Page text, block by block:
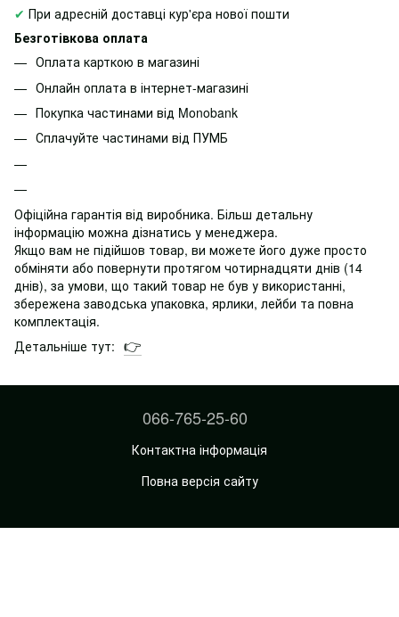
✔ При адресній доставці кур'єра нової пошти
Безготівкова оплата
Оплата карткою в магазині
Онлайн оплата в інтернет-магазині
Покупка частинами від Monobank
Сплачуйте частинами від ПУМБ
Офіційна гарантія від виробника. Більш детальну
інформацію можна дізнатись у менеджера.
Якщо вам не підійшов товар, ви можете його дуже просто
обміняти або повернути протягом чотирнадцяти днів (14
днів), за умови, що такий товар не був у використанні,
збережена заводська упаковка, ярлики, лейби та повна
комплектація.
Детальніше тут: 👉
066-765-25-60
Контактна інформація
Повна версія сайту